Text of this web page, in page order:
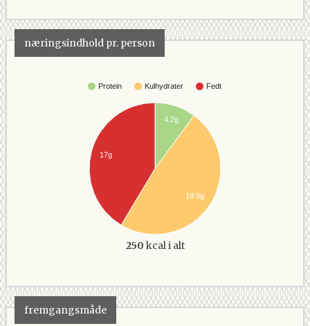
næringsindhold pr. person
Protein Kulhydrater Fedt
4.2g
17g
19.9g
250 kcal i alt
fremgangsmåde